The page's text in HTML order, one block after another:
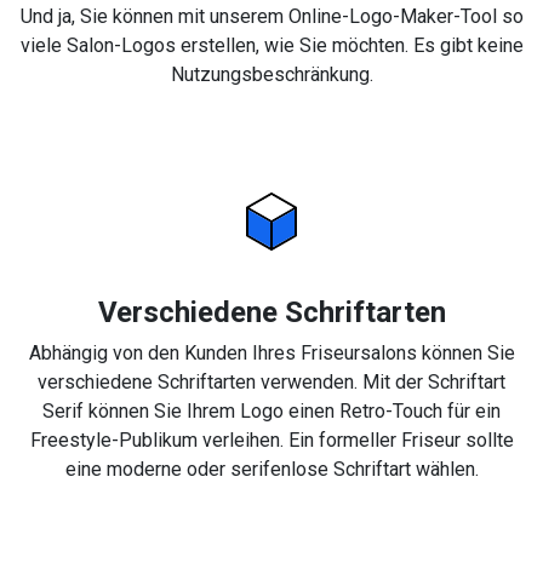
Und ja, Sie können mit unserem Online-Logo-Maker-Tool so
viele Salon-Logos erstellen, wie Sie möchten. Es gibt keine
Nutzungsbeschränkung.
Verschiedene Schriftarten
Abhängig von den Kunden Ihres Friseursalons können Sie
verschiedene Schriftarten verwenden. Mit der Schriftart
Serif können Sie Ihrem Logo einen Retro-Touch für ein
Freestyle-Publikum verleihen. Ein formeller Friseur sollte
eine moderne oder serifenlose Schriftart wählen.